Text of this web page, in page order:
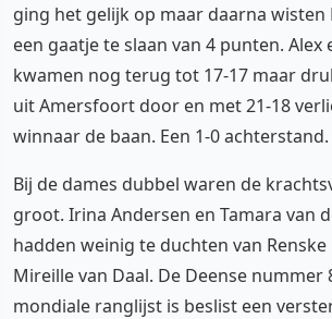
ging het gelijk op maar daarna wisten
een gaatje te slaan van 4 punten. Alex
kwamen nog terug tot 17-17 maar
uit Amersfoort door en met 21-18
winnaar de baan. Een 1-0 achterstand.
Bij de dames dubbel waren de
groot. Irina Andersen en Tamara van
hadden weinig te duchten van
Mireille van Daal. De Deense nummer
mondiale ranglijst is beslist een